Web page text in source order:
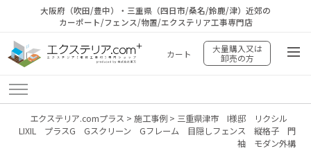
大阪府（吹田/豊中）・三重県（四日市/桑名/鈴鹿/津）近郊の
カーポート/フェンス/物置/エクステリア工事専門店
カート
大量購入又は
卸売の方
エクステリア.comプラス > 施工事例> 三重県津市 I様邸 リクシル
LIXIL プラスG Gスクリーン Gフレーム 目隠しフェンス 縦格子 門
袖 モダン外構